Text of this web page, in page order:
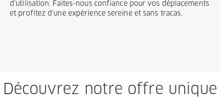
d'utilisation. Faites-nous confiance pour vos déplacements
et profitez d'une expérience sereine et sans tracas.
Découvrez notre offre unique